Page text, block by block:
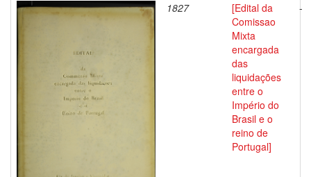
1827
[Edital da
Comissao
Mixta
encargada
das
liquidações
entre o
Império do
Brasil e o
reino de
Portugal]
-